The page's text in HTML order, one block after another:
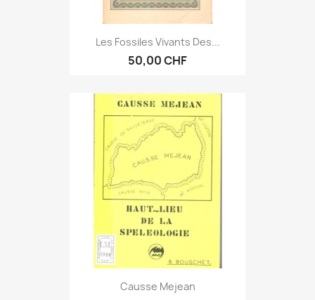
Les Fossiles Vivants Des...
50,00 CHF
Causse Mejean